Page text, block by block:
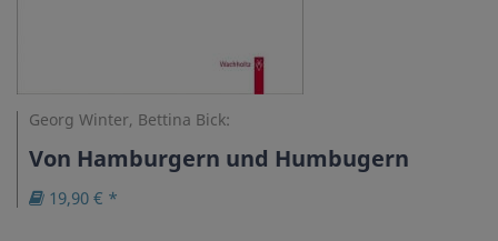
Georg Winter, Bettina Bick:
Von Hamburgern und Humbugern
19,90 € *